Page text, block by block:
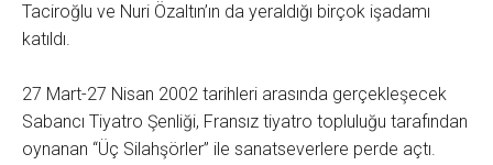
Taciroğlu ve Nuri Özaltın’ın da yeraldığı birçok işadamı
katıldı.
27 Mart-27 Nisan 2002 tarihleri arasında gerçekleşecek
Sabancı Tiyatro Şenliği, Fransız tiyatro topluluğu tarafından
oynanan “Üç Silahşörler” ile sanatseverlere perde açtı.